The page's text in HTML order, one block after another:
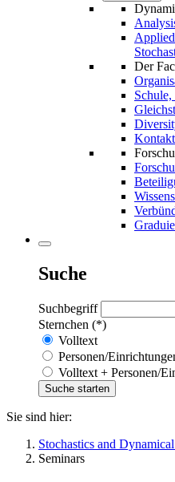
Der
Suche
Suchbegriff
Sternchen (*)
Volltext
Personen/
Volltext + Personen/
Sie sind hier:
Stochastics and
Seminars